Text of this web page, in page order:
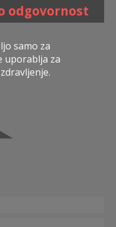
odgovornost
samo za
uporablja za